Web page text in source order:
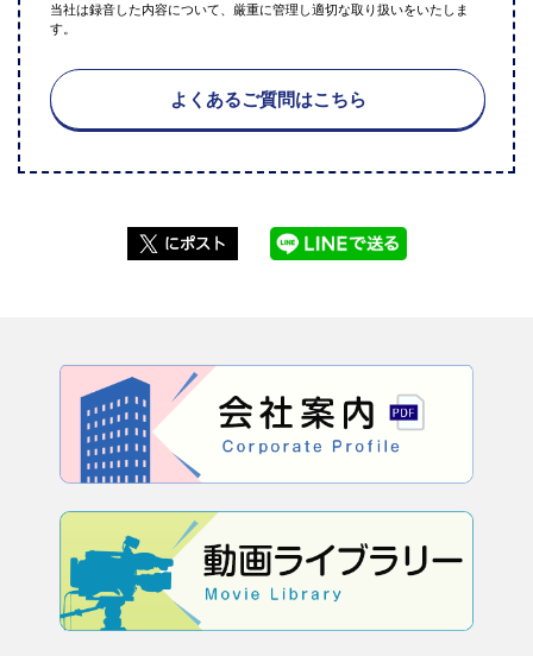
当社は録音した内容について、厳重に管理し適切な取り扱いをいたしま
す。
よくあるご質問はこちら